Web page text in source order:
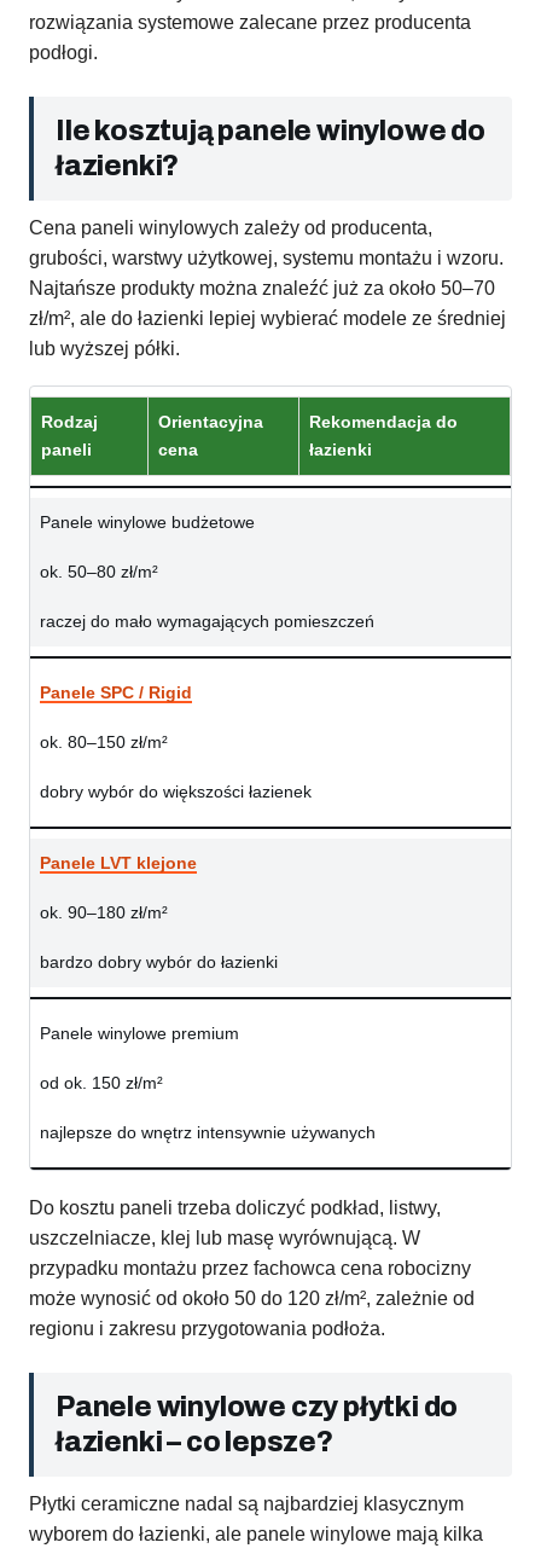
rozwiązania systemowe zalecane przez producenta
podłogi.
Ile kosztują panele winylowe do
łazienki?
Cena paneli winylowych zależy od producenta,
grubości, warstwy użytkowej, systemu montażu i wzoru.
Najtańsze produkty można znaleźć już za około 50–70
zł/m², ale do łazienki lepiej wybierać modele ze średniej
lub wyższej półki.
Rodzaj
paneli
Orientacyjna
cena
Rekomendacja do
łazienki
Panele winylowe budżetowe
ok. 50–80 zł/m²
raczej do mało wymagających pomieszczeń
Panele SPC / Rigid
ok. 80–150 zł/m²
dobry wybór do większości łazienek
Panele LVT klejone
ok. 90–180 zł/m²
bardzo dobry wybór do łazienki
Panele winylowe premium
od ok. 150 zł/m²
najlepsze do wnętrz intensywnie używanych
Do kosztu paneli trzeba doliczyć podkład, listwy,
uszczelniacze, klej lub masę wyrównującą. W
przypadku montażu przez fachowca cena robocizny
może wynosić od około 50 do 120 zł/m², zależnie od
regionu i zakresu przygotowania podłoża.
Panele winylowe czy płytki do
łazienki – co lepsze?
Płytki ceramiczne nadal są najbardziej klasycznym
wyborem do łazienki, ale panele winylowe mają kilka